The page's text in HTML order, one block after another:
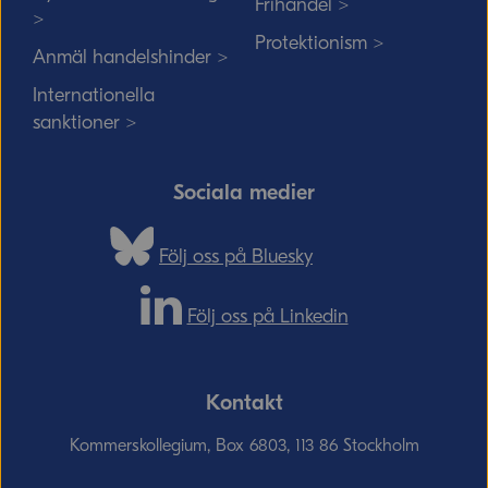
>
Anmäl handelshinder >
Internationella
sanktioner >
Frihandel >
Protektionism >
Sociala medier
Följ oss på Bluesky
Följ oss på Linkedin
Kontakt
Kommerskollegium, Box 6803, 113 86 Stockholm